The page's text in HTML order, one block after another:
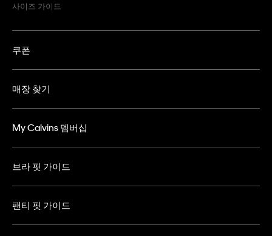
사이즈 가이드
쿠폰
매장 찾기
My Calvins 멤버십
브라 핏 가이드
팬티 핏 가이드